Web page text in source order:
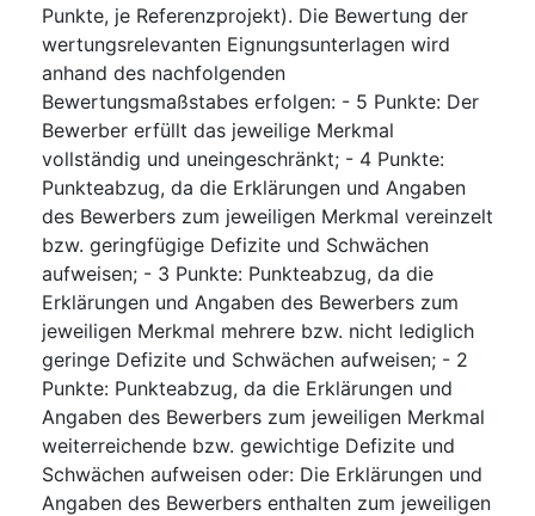
Punkte, je Referenzprojekt). Die Bewertung der
wertungsrelevanten Eignungsunterlagen wird
anhand des nachfolgenden
Bewertungsmaßstabes erfolgen: - 5 Punkte: Der
Bewerber erfüllt das jeweilige Merkmal
vollständig und uneingeschränkt; - 4 Punkte:
Punkteabzug, da die Erklärungen und Angaben
des Bewerbers zum jeweiligen Merkmal vereinzelt
bzw. geringfügige Defizite und Schwächen
aufweisen; - 3 Punkte: Punkteabzug, da die
Erklärungen und Angaben des Bewerbers zum
jeweiligen Merkmal mehrere bzw. nicht lediglich
geringe Defizite und Schwächen aufweisen; - 2
Punkte: Punkteabzug, da die Erklärungen und
Angaben des Bewerbers zum jeweiligen Merkmal
weiterreichende bzw. gewichtige Defizite und
Schwächen aufweisen oder: Die Erklärungen und
Angaben des Bewerbers enthalten zum jeweiligen